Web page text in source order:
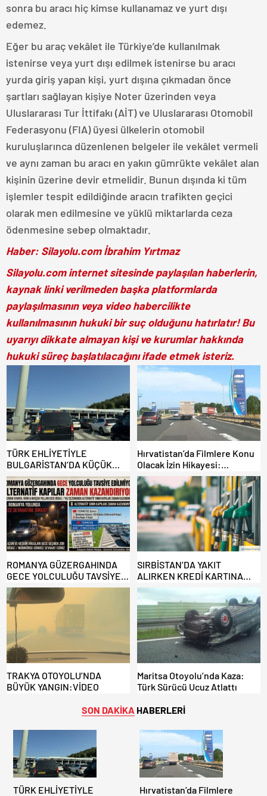
sonra bu aracı hiç kimse kullanamaz ve yurt dışı
edemez.
Eğer bu araç vekâlet ile Türkiye’de kullanılmak
istenirse veya yurt dışı edilmek istenirse bu aracı
yurda giriş yapan kişi, yurt dışına çıkmadan önce
şartları sağlayan kişiye Noter üzerinden veya
Uluslararası Tur İttifakı (AİT) ve Uluslararası Otomobil
Federasyonu (FIA) üyesi ülkelerin otomobil
kuruluşlarınca düzenlenen belgeler ile vekâlet vermeli
ve aynı zaman bu aracı en yakın gümrükte vekâlet alan
kişinin üzerine devir etmelidir. Bunun dışında ki tüm
işlemler tespit edildiğinde aracın trafikten geçici
olarak men edilmesine ve yüklü miktarlarda ceza
ödenmesine sebep olmaktadır.
Haber: Silayolu.com İbrahim Yırtmaz
Silayolu.com internet sitesinde paylaşılan haberlerin,
kaynak linki verilmeden başka platformlarda
paylaşılmasının veya video habercilikte
kullanılmasının hukuki bir suç olduğunu hatırlatır! Bu
uyarıyı dikkate almayan kişi ve kurumlar hakkında
hukuki süreç başlatılacağını ifade etmek isteriz.
TÜRK EHLİYETİYLE
BULGARİSTAN’DA KÜÇÜK
HATA, ARACINA 6 AY EL
KONULMASINA YOL AÇTI
Hırvatistan’da Filmlere Konu
Olacak İzin Hikayesi:
Benzinlikte Eşini Unuttu!
ROMANYA GÜZERGAHINDA
GECE YOLCULUĞU TAVSİYE
EDİLMİYOR: ALTERNATİF
KAPILAR ZAMAN
KAZANDIRIYOR!
SIRBİSTAN’DA YAKIT
ALIRKEN KREDİ KARTINA
DİKKAT: MAĞDUR OLMAYIN!
TRAKYA OTOYOLU’NDA
BÜYÜK YANGIN:VİDEO
Maritsa Otoyolu’nda Kaza:
Türk Sürücü Ucuz Atlattı
SON DAKİKA HABERLERİ
TÜRK EHLİYETİYLE
Hırvatistan’da Filmlere